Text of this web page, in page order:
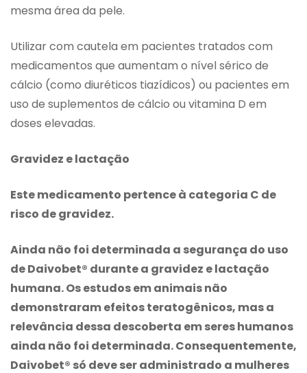
mesma área da pele.
Utilizar com cautela em pacientes tratados com
medicamentos que aumentam o nível sérico de
cálcio (como diuréticos tiazídicos) ou pacientes em
uso de suplementos de cálcio ou vitamina D em
doses elevadas.
Gravidez e lactação
Este medicamento pertence à categoria C de
risco de gravidez.
Ainda não foi determinada a segurança do uso
de Daivobet® durante a gravidez e lactação
humana. Os estudos em animais não
demonstraram efeitos teratogênicos, mas a
relevância dessa descoberta em seres humanos
ainda não foi determinada. Consequentemente,
Daivobet® só deve ser administrado a mulheres